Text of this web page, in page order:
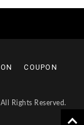
COUPON
Rights Reserved.